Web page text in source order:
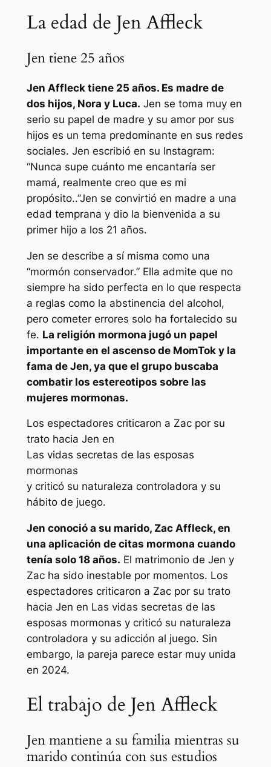
La edad de Jen Affleck
Jen tiene 25 años
Jen Affleck tiene 25 años. Es madre de
dos hijos, Nora y Luca. Jen se toma muy en
serio su papel de madre y su amor por sus
hijos es un tema predominante en sus redes
sociales. Jen escribió en su Instagram:
“Nunca supe cuánto me encantaría ser
mamá, realmente creo que es mi
propósito..”Jen se convirtió en madre a una
edad temprana y dio la bienvenida a su
primer hijo a los 21 años.
Jen se describe a sí misma como una
“mormón conservador.” Ella admite que no
siempre ha sido perfecta en lo que respecta
a reglas como la abstinencia del alcohol,
pero cometer errores solo ha fortalecido su
fe. La religión mormona jugó un papel
importante en el ascenso de MomTok y la
fama de Jen, ya que el grupo buscaba
combatir los estereotipos sobre las
mujeres mormonas.
Los espectadores criticaron a Zac por su
trato hacia Jen en
Las vidas secretas de las esposas
mormonas
y criticó su naturaleza controladora y su
hábito de juego.
Jen conoció a su marido, Zac Affleck, en
una aplicación de citas mormona cuando
tenía solo 18 años. El matrimonio de Jen y
Zac ha sido inestable por momentos. Los
espectadores criticaron a Zac por su trato
hacia Jen en Las vidas secretas de las
esposas mormonas y criticó su naturaleza
controladora y su adicción al juego. Sin
embargo, la pareja parece estar muy unida
en 2024.
El trabajo de Jen Affleck
Jen mantiene a su familia mientras su
marido continúa con sus estudios